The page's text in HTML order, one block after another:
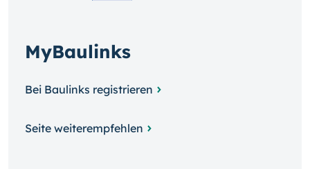
MyBaulinks
Bei Baulinks registrieren
Seite weiterempfehlen